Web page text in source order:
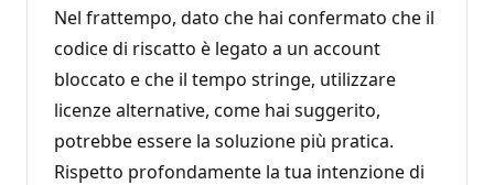
Nel frattempo, dato che hai confermato che il
codice di riscatto è legato a un account
bloccato e che il tempo stringe, utilizzare
licenze alternative, come hai suggerito,
potrebbe essere la soluzione più pratica.
Rispetto profondamente la tua intenzione di